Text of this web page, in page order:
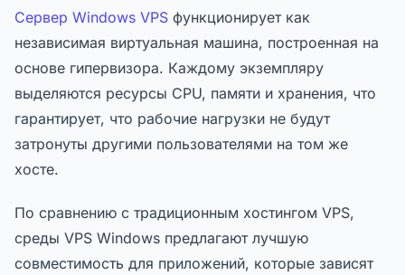
Сервер Windows VPS функционирует как
независимая виртуальная машина, построенная на
основе гипервизора. Каждому экземпляру
выделяются ресурсы CPU, памяти и хранения, что
гарантирует, что рабочие нагрузки не будут
затронуты другими пользователями на том же
хосте.
По сравнению с традиционным хостингом VPS,
среды VPS Windows предлагают лучшую
совместимость для приложений, которые зависят